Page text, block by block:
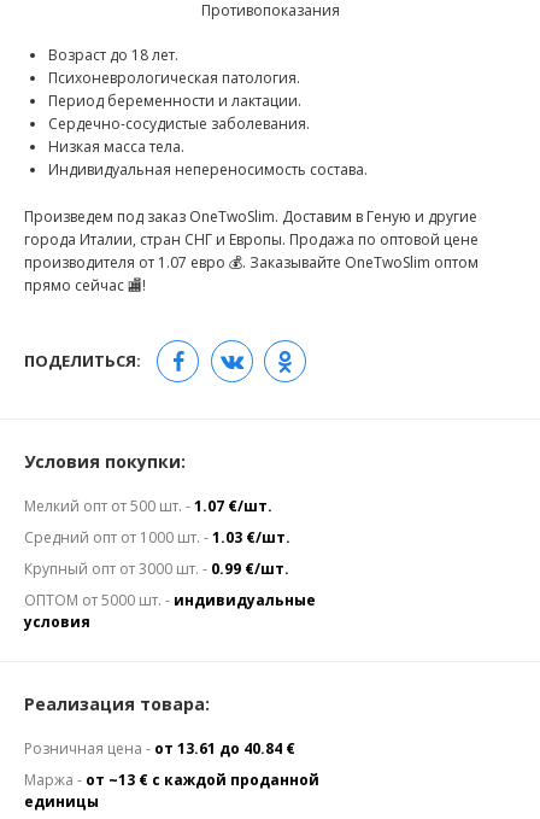
Противопоказания
Возраст до 18 лет.
Психоневрологическая патология.
Период беременности и лактации.
Сердечно-сосудистые заболевания.
Низкая масса тела.
Индивидуальная непереносимость состава.
Произведем под заказ OneTwoSlim. Доставим в Геную и другие
города Италии, стран СНГ и Европы. Продажа по оптовой цене
производителя от 1.07 евро 💰. Заказывайте OneTwoSlim оптом
прямо сейчас 🏬!
ПОДЕЛИТЬСЯ:
Условия покупки:
Мелкий опт от 500 шт. -1.07 €/шт.
Средний опт от 1000 шт. -1.03 €/шт.
Крупный опт от 3000 шт. - 0.99 €/шт.
ОПТОМ от 5000 шт. - индивидуальные
условия
Реализация товара:
Розничная цена - от 13.61 до 40.84 €
Маржа - от ~13 € с каждой проданной
единицы